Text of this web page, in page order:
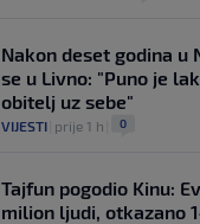
Nakon deset godina u
se u Livno: "Puno je
obitelj uz sebe"
VIJESTI prije 1 h 0
Tajfun pogodio Kinu:
milion ljudi, otkazano